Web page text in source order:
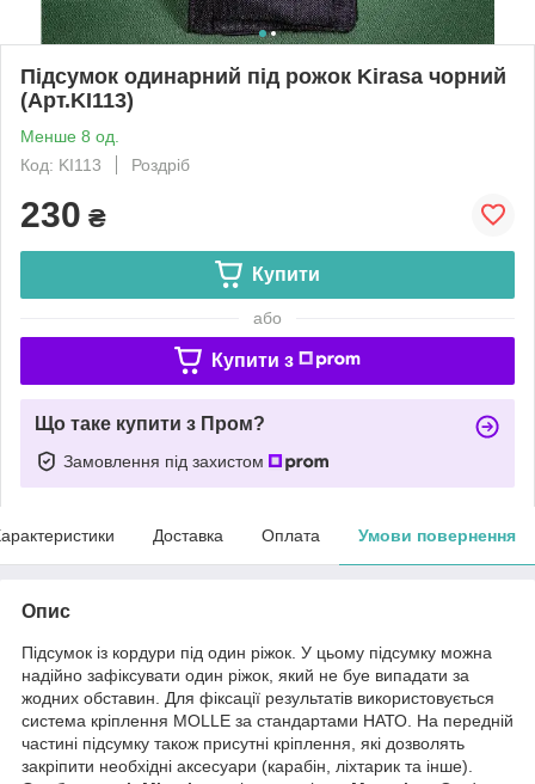
Підсумок одинарний під рожок Kirasa чорний
(Арт.KI113)
Менше 8 од.
Код: KI113
Роздріб
230 ₴
Купити
або
Купити з
Що таке купити з Пром?
Замовлення під захистом
Доставка Оплата Умови повернення
Опис
Підсумок із кордури під один ріжок. У цьому підсумку можна
надійно зафіксувати один ріжок, який не буе випадати за
жодних обставин. Для фіксації результатів використовується
система кріплення MOLLE за стандартами НАТО. На передній
частині підсумку також присутні кріплення, які дозволять
закріпити необхідні аксесуари (карабін, ліхтарик та інше).